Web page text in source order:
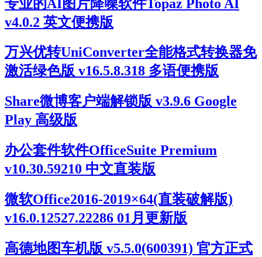
专业的AI图片降噪软件Topaz Photo AI
v4.0.2 英文便携版
万兴优转UniConverter全能格式转换器免
激活绿色版 v16.5.8.318 多语便携版
Share微博客户端解锁版 v3.9.6 Google
Play 高级版
办公套件软件OfficeSuite Premium
v10.30.59210 中文直装版
微软Office2016-2019×64(直装破解版)
v16.0.12527.22286 01月更新版
高德地图车机版 v5.5.0(600391) 官方正式